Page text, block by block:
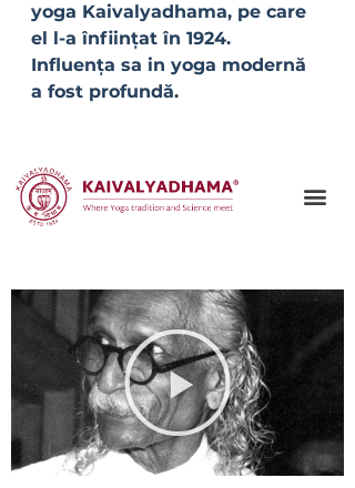
yoga Kaivalyadhama, pe care
el l-a înființat în 1924.
Influența sa in yoga modernă
a fost profundă.